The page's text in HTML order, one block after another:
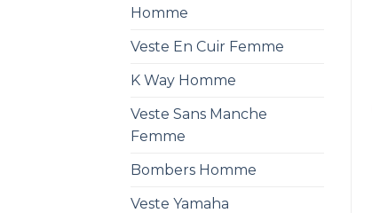
Homme
Veste En Cuir Femme
K Way Homme
Veste Sans Manche
Femme
Bombers Homme
Veste Yamaha